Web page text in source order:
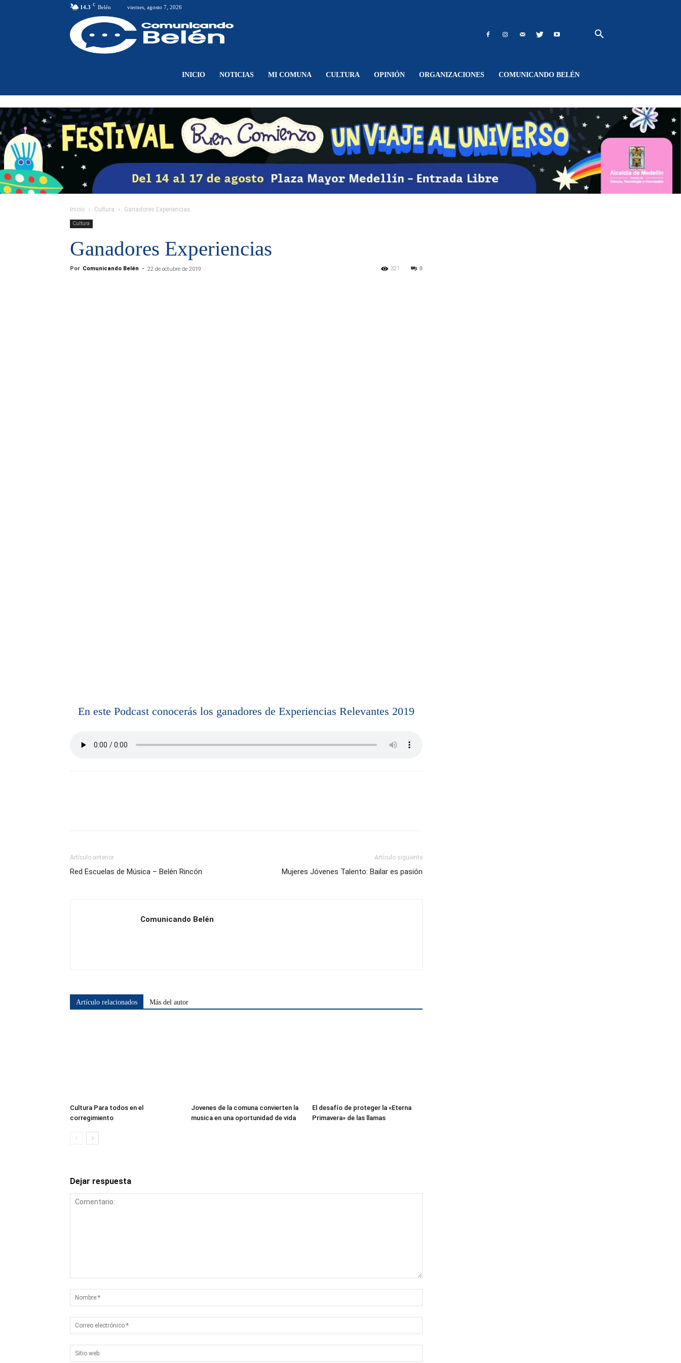
14.3 C Belén viernes, agosto 7, 2026
Belén
INICIO NOTICIAS MI COMUNA CULTURA OPINIÓN ORGANIZACIONES COMUNICANDO BELÉN
Inicio Cultura Ganadores Experiencias
Cultura
Ganadores Experiencias
Por Comunicando Belén - 22 de octubre de 2019 0
321
En este Podcast conocerás los ganadores de Experiencias Relevantes 2019
Artículo anterior
Red Escuelas de Música – Belén Rincón
Artículo siguiente
Mujeres Jóvenes Talento: Bailar es pasión
Comunicando Belén
Artículo relacionados Más del autor
Cultura Para todos en el
corregimiento
Jovenes de la comuna convierten la
musica en una oportunidad de vida
El desafío de proteger la «Eterna
Primavera» de las llamas
Dejar respuesta